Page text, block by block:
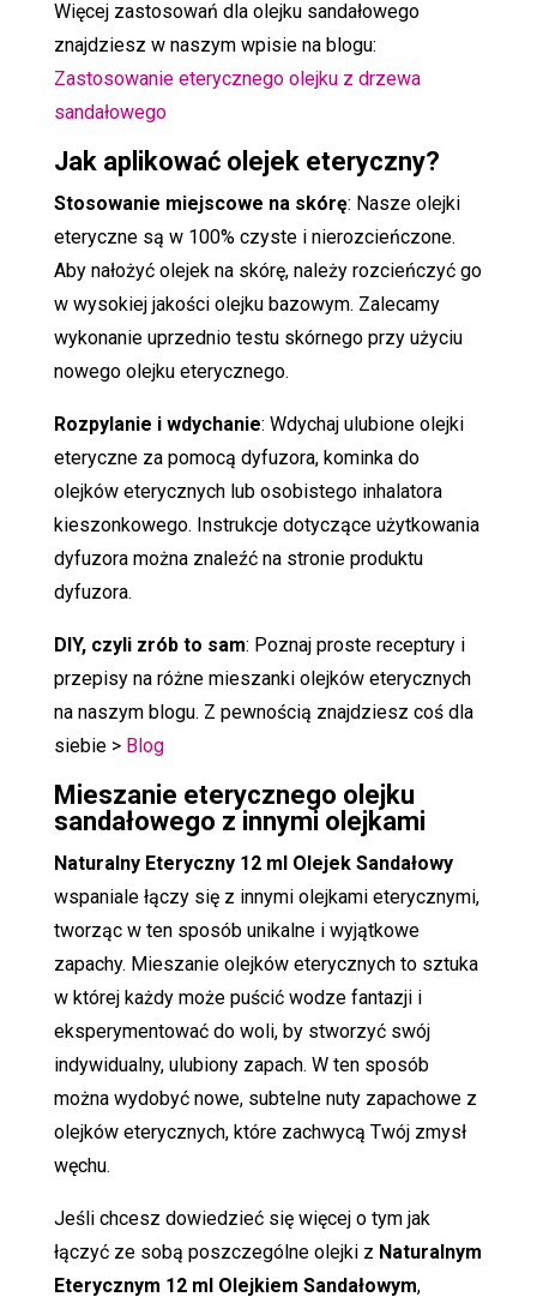
Więcej zastosowań dla olejku sandałowego
znajdziesz w naszym wpisie na blogu:
Zastosowanie eterycznego olejku z drzewa
sandałowego
Jak aplikować olejek eteryczny?
Stosowanie miejscowe na skórę: Nasze olejki
eteryczne są w 100% czyste i nierozcieńczone.
Aby nałożyć olejek na skórę, należy rozcieńczyć go
w wysokiej jakości olejku bazowym. Zalecamy
wykonanie uprzednio testu skórnego przy użyciu
nowego olejku eterycznego.
Rozpylanie i wdychanie: Wdychaj ulubione olejki
eteryczne za pomocą dyfuzora, kominka do
olejków eterycznych lub osobistego inhalatora
kieszonkowego. Instrukcje dotyczące użytkowania
dyfuzora można znaleźć na stronie produktu
dyfuzora.
DIY, czyli zrób to sam: Poznaj proste receptury i
przepisy na różne mieszanki olejków eterycznych
na naszym blogu. Z pewnością znajdziesz coś dla
siebie > Blog
Mieszanie eterycznego olejku
sandałowego z innymi olejkami
Naturalny Eteryczny 12 ml Olejek Sandałowy
wspaniale łączy się z innymi olejkami eterycznymi,
tworząc w ten sposób unikalne i wyjątkowe
zapachy. Mieszanie olejków eterycznych to sztuka
w której każdy może puścić wodze fantazji i
eksperymentować do woli, by stworzyć swój
indywidualny, ulubiony zapach. W ten sposób
można wydobyć nowe, subtelne nuty zapachowe z
olejków eterycznych, które zachwycą Twój zmysł
węchu.
Jeśli chcesz dowiedzieć się więcej o tym jak
łączyć ze sobą poszczególne olejki z Naturalnym
Eterycznym 12 ml Olejkiem Sandałowym,